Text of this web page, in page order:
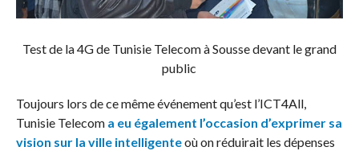
Test de la 4G de Tunisie Telecom à Sousse devant le grand
public
Toujours lors de ce même événement qu’est l’ICT4All,
Tunisie Telecom a eu également l’occasion d’exprimer sa
vision sur la ville intelligenteoù on réduirait les dépenses